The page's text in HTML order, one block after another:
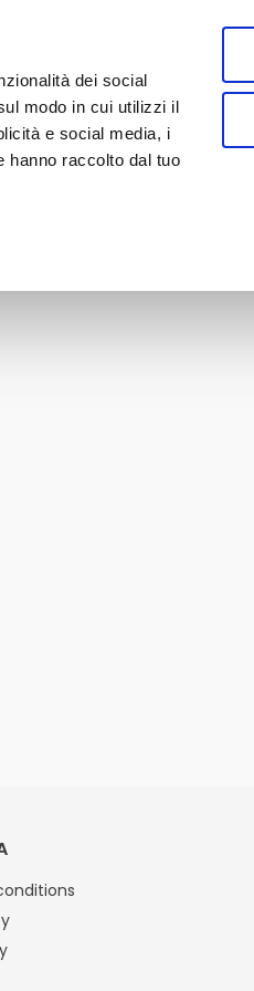
dei social
modo in cui utilizzi il
e social media, i
hanno raccolto dal tuo
and receive a 10% discount
LINE